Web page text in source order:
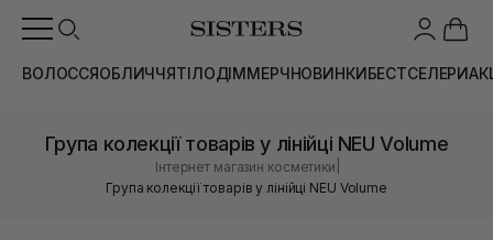
ВОЛОССЯОБЛИЧЧЯТІЛОДІММЕРЧНОВИНКИБЕСТСЕЛЕРИ
Група колекції товарів у лінійці NEU Volume
Інтернет магазин косметики
Група колекції товарів у лінійці NEU Volume